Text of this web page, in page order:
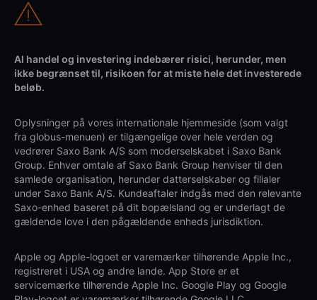
Al handel og investering indebærer risici, herunder, men
ikke begrænset til, risikoen for at miste hele det investerede
beløb.
Oplysninger på vores internationale hjemmeside (som valgt
fra globus-menuen) er tilgængelige over hele verden og
vedrører Saxo Bank A/S som moderselskabet i Saxo Bank
Group. Enhver omtale af Saxo Bank Group henviser til den
samlede organisation, herunder datterselskaber og filialer
under Saxo Bank A/S. Kundeaftaler indgås med den relevante
Saxo-enhed baseret på dit bopælsland og er underlagt de
gældende love i den pågældende enheds jurisdiktion.
Apple og Apple-logoet er varemærker tilhørende Apple Inc.,
registreret i USA og andre lande. App Store er et
servicemærke tilhørende Apple Inc. Google Play og Google